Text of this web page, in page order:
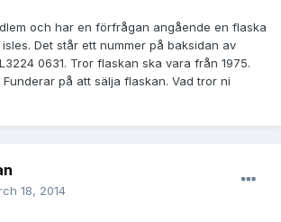
och har en förfrågan angående en flaska
Det står ett nummer på baksidan av
0631. Tror flaskan ska vara från 1975.
Funderar på att sälja flaskan. Vad tror ni
18, 2014